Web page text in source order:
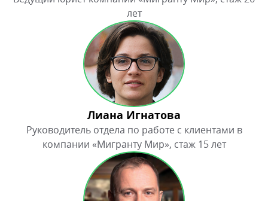
Виктор Богословский
Руководитель компании «Мигранту Мир», юрист по
специальности, стаж 20 лет